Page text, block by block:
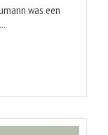
was een